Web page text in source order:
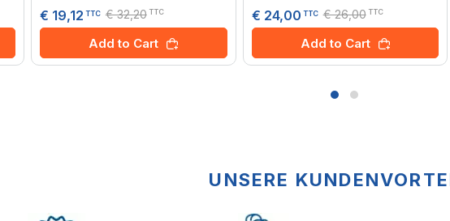
€ 19,12 TTC € 32,20 TTC
Add to Cart
€ 24,00 TTC € 26,00 TTC
Add to Cart
UNSERE